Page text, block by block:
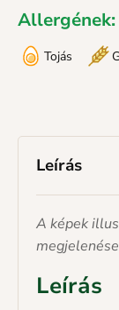
Allergének:
Tojás
Leírás
A képek
Leírás